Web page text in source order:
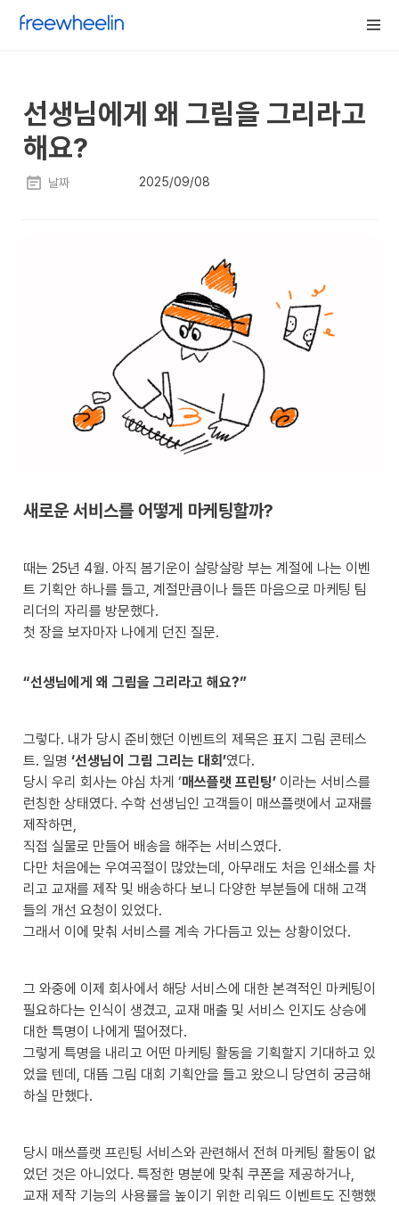
선생님에게 왜 그림을 그리라고
해요?
날짜 2025/09/08
새로운 서비스를 어떻게 마케팅할까?
때는 25년 4월. 아직 봄기운이 살랑살랑 부는 계절에 나는 이벤
트 기획안 하나를 들고, 계절만큼이나 들뜬 마음으로 마케팅 팀
리더의 자리를 방문했다.
첫 장을 보자마자 나에게 던진 질문.
“선생님에게 왜 그림을 그리라고 해요?”
그렇다. 내가 당시 준비했던 이벤트의 제목은 표지 그림 콘테스
트. 일명 ‘선생님이 그림 그리는 대회’였다.
당시 우리 회사는 야심 차게 ‘매쓰플랫 프린팅’ 이라는 서비스를
런칭한 상태였다. 수학 선생님인 고객들이 매쓰플랫에서 교재를
제작하면,
직접 실물로 만들어 배송을 해주는 서비스였다.
다만 처음에는 우여곡절이 많았는데, 아무래도 처음 인쇄소를 차
리고 교재를 제작 및 배송하다 보니 다양한 부분들에 대해 고객
들의 개선 요청이 있었다.
그래서 이에 맞춰 서비스를 계속 가다듬고 있는 상황이었다.
그 와중에 이제 회사에서 해당 서비스에 대한 본격적인 마케팅이
필요하다는 인식이 생겼고, 교재 매출 및 서비스 인지도 상승에
대한 특명이 나에게 떨어졌다.
그렇게 특명을 내리고 어떤 마케팅 활동을 기획할지 기대하고 있
었을 텐데, 대뜸 그림 대회 기획안을 들고 왔으니 당연히 궁금해
하실 만했다.
당시 매쓰플랫 프린팅 서비스와 관련해서 전혀 마케팅 활동이 없
었던 것은 아니었다. 특정한 명분에 맞춰 쿠폰을 제공하거나,
교재 제작 기능의 사용률을 높이기 위한 리워드 이벤트도 진행했